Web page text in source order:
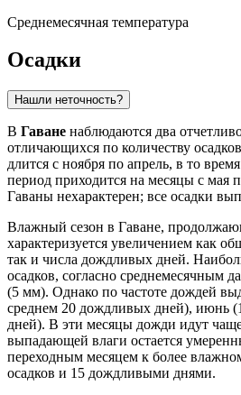
Среднемесячная температура
Осадки
Нашли неточность?
В Гаване наблюдаются два
отличающихся по количеству
длится с ноября по апрель, в то
период приходится на месяцы с мая
Гаваны нехарактерен; все осадки
Влажный сезон в Гаване,
характеризуется увеличением как
так и числа дождливых дней.
осадков, согласно среднемесячным
(5 мм). Однако по частоте дождей
среднем 20 дождливых дней), июнь
дней). В эти месяцы дожди идут
выпадающей влаги остается
переходным месяцем к более
осадков и 15 дождливыми днями.